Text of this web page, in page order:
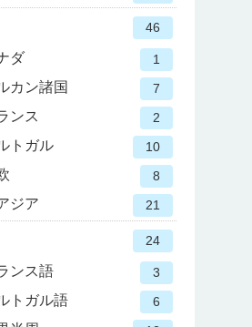
46
ダ 1
カン諸国 7
ンス 2
トガル 10
8
ジア 21
24
ンス語 3
トガル語 6